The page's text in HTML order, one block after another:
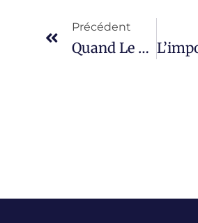
Précédent
Quand Le Comparateur Assurance Scooter Prend Tout Son Sens